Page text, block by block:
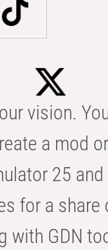
vision.
a mod
25
for a share
with GDN